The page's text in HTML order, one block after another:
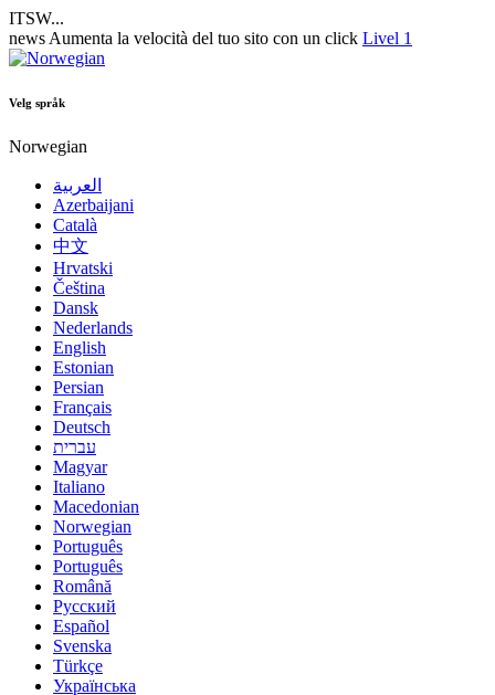
ITSW...
news Aumenta la velocità del tuo sito con un click Livel 1
Velg språk
Norwegian
العربية
Azerbaijani
Català
中文
Hrvatski
Čeština
Dansk
Nederlands
English
Estonian
Persian
Français
Deutsch
עברית
Magyar
Italiano
Macedonian
Norwegian
Português
Português
Română
Русский
Español
Svenska
Türkçe
Українська